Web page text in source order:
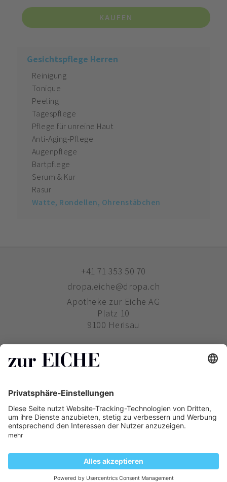
KAUFEN
Gesichtspflege Herren
Reinigung
Tonique
Peeling
Tagespflege
Pflege für unreine Haut
Anti-Aging-Pflege
Augenpflege
Bartpflege
Serum & Kur
Rasur
Watte, Rondellen, Ohrenstäbchen
+41 71 353 50 70
dropa.eiche@dropa.ch
Apotheke zur Eiche AG
Platz 10
9100 Herisau
ZUR EICHE
PHARMAVERTRIEB
Copyright ©Zur Eiche2019